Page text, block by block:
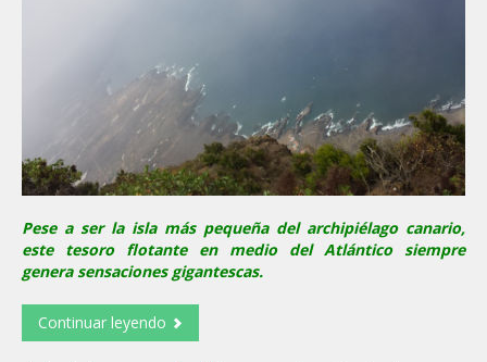
Pese a ser la isla más pequeña del archipiélago canario,
este tesoro flotante en medio del Atlántico siempre
genera sensaciones gigantescas.
Continuar leyendo